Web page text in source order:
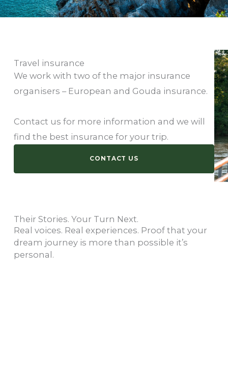
Travel insurance
We work with two of the major insurance
organisers – European and Gouda insurance.
Contact us for more information and we will
find the best insurance for your trip.
CONTACT US
Their Stories. Your Turn Next.
Real voices. Real experiences. Proof that your
dream journey is more than possible it’s
personal.